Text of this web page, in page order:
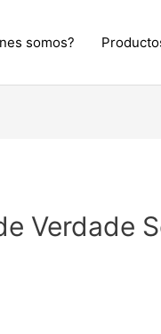
somos?
Verdade